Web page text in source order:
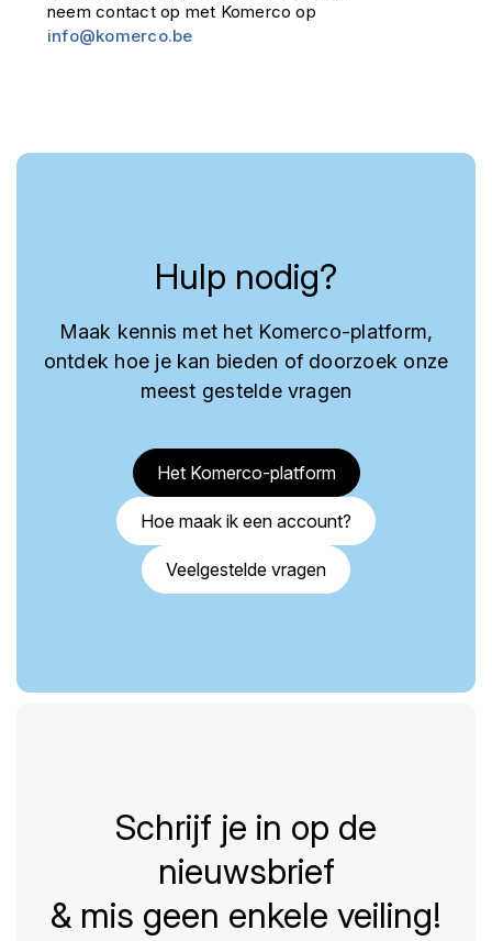
neem contact op met Komerco op
info@komerco.be
Hulp nodig?
Maak kennis met het Komerco-platform,
ontdek hoe je kan bieden of doorzoek onze
meest gestelde vragen
Het Komerco-platform
Hoe maak ik een account?
Veelgestelde vragen
Schrijf je in op de
nieuwsbrief
& mis geen enkele veiling!